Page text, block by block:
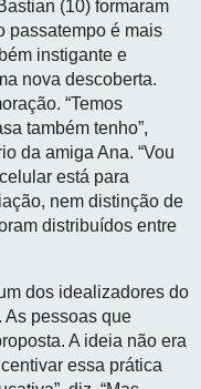
(10) formaram
passatempo é mais
instigante e
nova descoberta.
“Temos
também tenho”,
da amiga Ana. “Vou
está para
nem distinção de
distribuídos entre
dos idealizadores do
As pessoas que
A ideia não era
essa prática